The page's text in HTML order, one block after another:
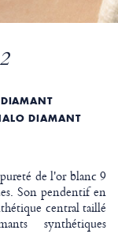
DIAMANT
de l'or blanc 9
Son pendentif en
central taillé
synthétiques